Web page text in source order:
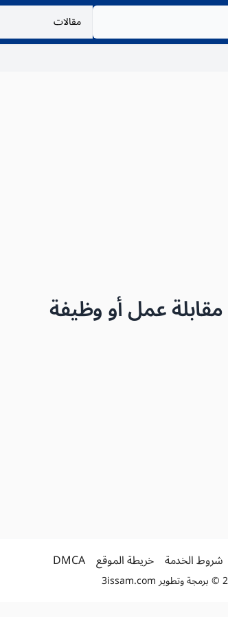
مقابلة عمل أو وظيفة
شروط الخدمة خريطة الموقع DMCA
3issam.com